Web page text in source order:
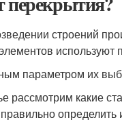
строений
используют
параметром их
рассмотрим какие
определить